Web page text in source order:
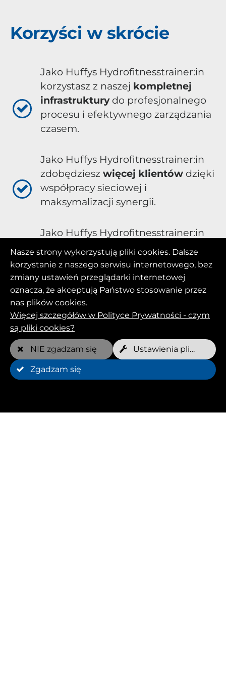
Korzyści w skrócie
Jako Huffys Hydrofitnesstrainer:in
korzystasz z naszej kompletnej
infrastrukturydo profesjonalnego
procesu i efektywnego zarządzania
czasem.
Jako Huffys Hydrofitnesstrainer:in
zdobędziesz więcej klientów dzięki
współpracy sieciowej i
maksymalizacji synergii.
Jako Huffys Hydrofitnesstrainer:in
korzystasz z
UWL (podwodnej
bieżni) na rynku ze swoimi psami
terapeutycznymi.
Jako Huffys Hydrofitnesstrainer:in
poszerzasz swoje portfolio o
atrakcyjną ofertę dodatkową i
zwiększasz swoje dochody.
Jako Huffys Hydrofitnesstrainer:in
Nasze strony wykorzystują pliki cookies. Dalsze
korzystanie z naszego serwisu internetowego, bez
zmiany ustawień przeglądarki internetowej
oznacza, że akceptują Państwo stosowanie przez
nas plików cookies.
Więcej szczegółów w Polityce Prywatności - czym
są pliki cookies?
NIE zgadzam się Ustawienia plików Cookies
Zgadzam się